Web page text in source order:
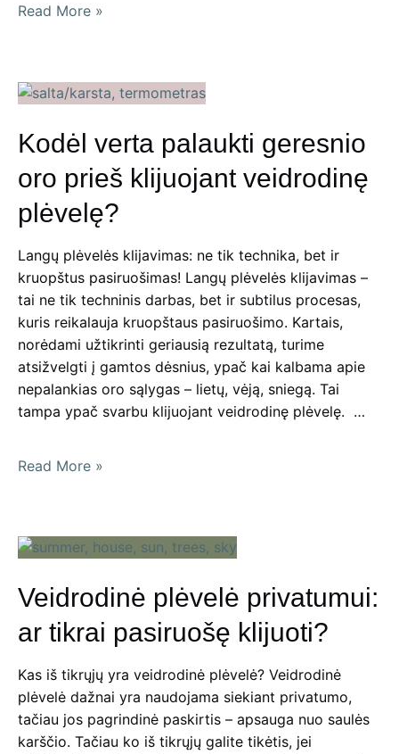
Stiklinių
plėvelė:
pasirinkti
tinkamiausią
dizainą?
Read More »
Kodėl verta palaukti geresnio
oro prieš klijuojant veidrodinę
plėvelę?
Langų plėvelės klijavimas: ne tik technika, bet ir
kruopštus pasiruošimas! Langų plėvelės klijavimas –
tai ne tik techninis darbas, bet ir subtilus procesas,
kuris reikalauja kruopštaus pasiruošimo. Kartais,
norėdami užtikrinti geriausią rezultatą, turime
atsižvelgti į gamtos dėsnius, ypač kai kalbama apie
nepalankias oro sąlygas – lietų, vėją, sniegą. Tai
tampa ypač svarbu klijuojant veidrodinę plėvelę. …
Kodėl
geresnio
oro
klijuojant
veidrodinę
plėvelę?
Read More »
Veidrodinė plėvelė privatumui:
ar tikrai pasiruošę klijuoti?
Kas iš tikrųjų yra veidrodinė plėvelė? Veidrodinė
plėvelė dažnai yra naudojama siekiant privatumo,
tačiau jos pagrindinė paskirtis – apsauga nuo saulės
karščio. Tačiau ko iš tikrųjų galite tikėtis, jei